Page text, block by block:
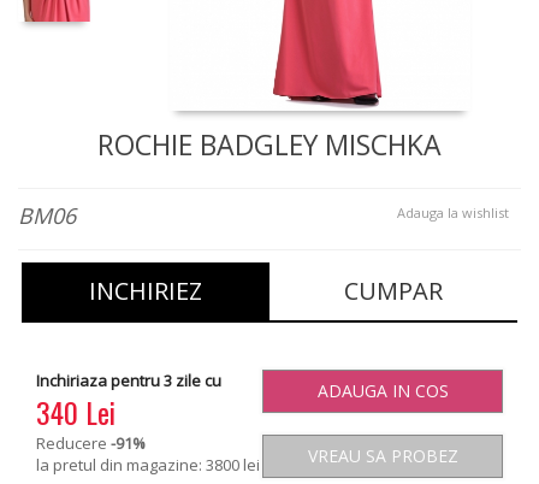
ROCHIE BADGLEY MISCHKA
Adauga la wishlist
BM06
INCHIRIEZ CUMPAR
Inchiriaza pentru 3 zile cu
340 Lei
Reducere -91%
la pretul din magazine: 3800 lei
ADAUGA IN COS
VREAU SA PROBEZ